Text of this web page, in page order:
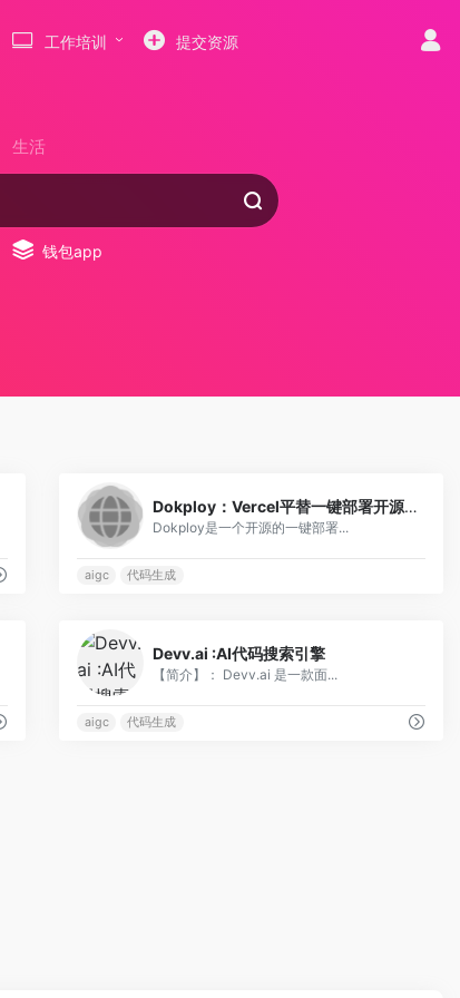
工作培训 提交资源
生活
钱包app
Dokploy：Vercel平替一键部署开源项目
Dokploy是一个开源的一键部署...
aigc 代码生成
Devv.ai :AI代码搜索引擎
【简介】： Devv.ai 是一款面...
aigc 代码生成